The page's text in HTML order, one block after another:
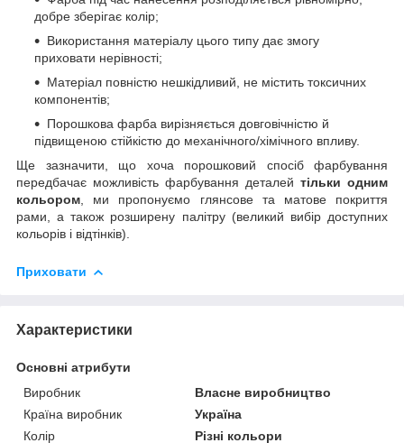
добре зберігає колір;
Використання матеріалу цього типу дає змогу
приховати нерівності;
Матеріал повністю нешкідливий, не містить токсичних
компонентів;
Порошкова фарба вирізняється довговічністю й
підвищеною стійкістю до механічного/хімічного впливу.
Ще зазначити, що хоча порошковий спосіб фарбування
передбачає можливість фарбування деталей тільки одним
кольором , ми пропонуємо глянсове та матове покриття
рами, а також розширену палітру (великий вибір доступних
кольорів і відтінків).
Приховати
Характеристики
Основні атрибути
Виробник
Власне виробництво
Країна виробник
Україна
Колір
Різні кольори